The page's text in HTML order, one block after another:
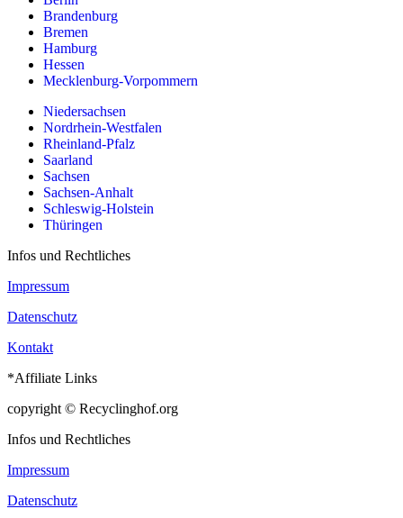
Brandenburg
Bremen
Hamburg
Hessen
Mecklenburg-Vorpommern
Niedersachsen
Nordrhein-Westfalen
Rheinland-Pfalz
Saarland
Sachsen
Sachsen-Anhalt
Schleswig-Holstein
Thüringen
Infos und Rechtliches
Impressum
Datenschutz
Kontakt
*Affiliate Links
copyright © Recyclinghof.org
Infos und Rechtliches
Impressum
Datenschutz